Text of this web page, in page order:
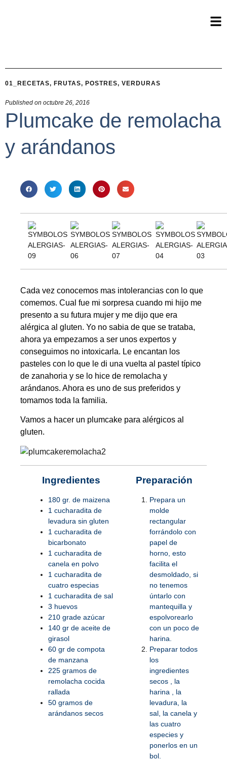
01_RECETAS, FRUTAS, POSTRES, VERDURAS
Published on octubre 26, 2016
Plumcake de remolacha
y arándanos
Cada vez conocemos mas intolerancias con lo que
comemos. Cual fue mi sorpresa cuando mi hijo me
presento a su futura mujer y me dijo que era
alérgica al gluten. Yo no sabia de que se trataba,
ahora ya empezamos a ser unos expertos y
conseguimos no intoxicarla. Le encantan los
pasteles con lo que le di una vuelta al pastel típico
de zanahoria y se lo hice de remolacha y
arándanos. Ahora es uno de sus preferidos y
tomamos toda la familia.
Vamos a hacer un plumcake para alérgicos al
gluten.
Ingredientes
180 gr. de maizena
1 cucharadita de
levadura sin gluten
1 cucharadita de
bicarbonato
1 cucharadita de
canela en polvo
1 cucharadita de
cuatro especias
1 cucharadita de sal
3 huevos
210 grade azúcar
140 gr de aceite de
girasol
60 gr de compota
de manzana
225 gramos de
remolacha cocida
rallada
50 gramos de
arándanos secos
Preparación
Prepara un
molde
rectangular
forrándolo con
papel de
horno, esto
facilita el
desmoldado, si
no tenemos
úntarlo con
mantequilla y
espolvorearlo
con un poco de
harina.
Preparar todos
los
ingredientes
secos , la
harina , la
levadura, la
sal, la canela y
las cuatro
especies y
ponerlos en un
bol.